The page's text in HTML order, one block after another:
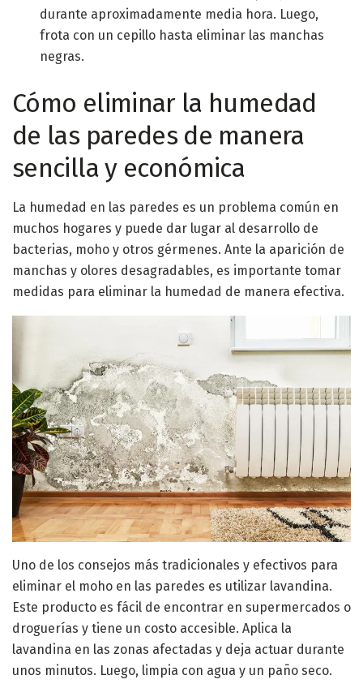
durante aproximadamente media hora. Luego,
frota con un cepillo hasta eliminar las manchas
negras.
Cómo eliminar la humedad
de las paredes de manera
sencilla y económica
La humedad en las paredes es un problema común en
muchos hogares y puede dar lugar al desarrollo de
bacterias, moho y otros gérmenes. Ante la aparición de
manchas y olores desagradables, es importante tomar
medidas para eliminar la humedad de manera efectiva.
Uno de los consejos más tradicionales y efectivos para
eliminar el moho en las paredes es utilizar lavandina.
Este producto es fácil de encontrar en supermercados o
droguerías y tiene un costo accesible. Aplica la
lavandina en las zonas afectadas y deja actuar durante
unos minutos. Luego, limpia con agua y un paño seco.